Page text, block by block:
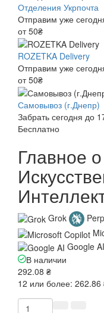
Отделения Укрпочта
Отправим уже
от 50₴
ROZETKA Delivery
Отправим уже
от 50₴
Самовывоз (г.Днепр)
Забрать сегодня до
Бесплатно
Главное
Grok
Google AI
В наличии
292.08 ₴
12 или более: 262.86